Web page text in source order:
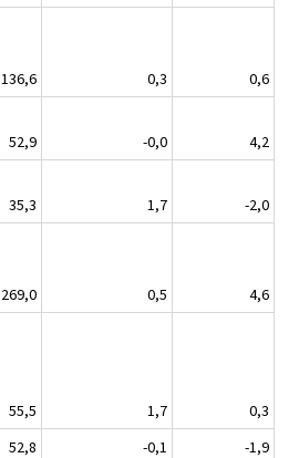
136,6 0,3
0,6
52,9 -0,0
4,2
35,3 1,7
-2,0
269,0 0,5
4,6
55,5 1,7
0,3
52,8 -0,1
-1,9